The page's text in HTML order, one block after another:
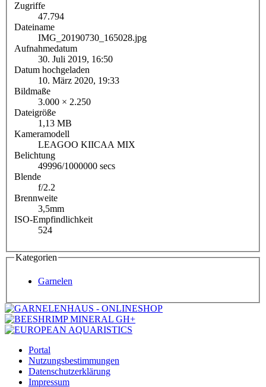
Zugriffe
47.794
Dateiname
IMG_20190730_165028.jpg
Aufnahmedatum
30. Juli 2019, 16:50
Datum hochgeladen
10. März 2020, 19:33
Bildmaße
3.000 × 2.250
Dateigröße
1,13 MB
Kameramodell
LEAGOO KIICAA MIX
Belichtung
49996/1000000 secs
Blende
f/2.2
Brennweite
3,5mm
ISO-Empfindlichkeit
524
Kategorien
Garnelen
Portal
Nutzungsbestimmungen
Datenschutzerklärung
Impressum